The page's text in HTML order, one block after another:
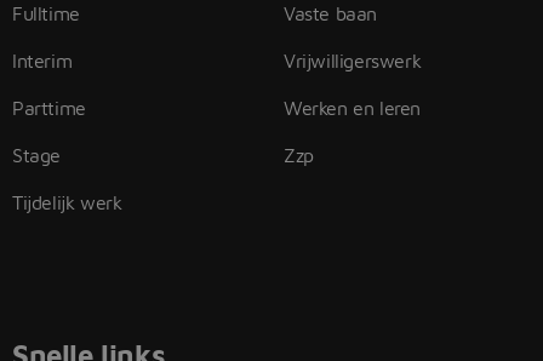
Fulltime
Interim
Parttime
Stage
Tijdelijk werk
Vaste baan
Vrijwilligerswerk
Werken en leren
Zzp